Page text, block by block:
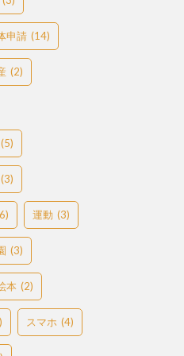
申請 (14)
(2)
(5)
(3)
運動 (3)
(3)
本 (2)
スマホ (4)